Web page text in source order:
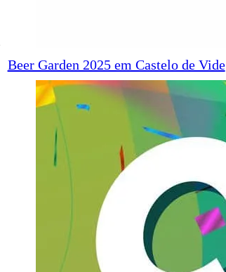
Beer Garden 2025 em Castelo de Vide